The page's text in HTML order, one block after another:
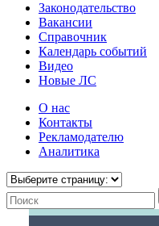
Законодательство
Вакансии
Справочник
Календарь событий
Видео
Новые ЛС
О нас
Контакты
Рекламодателю
Аналитика